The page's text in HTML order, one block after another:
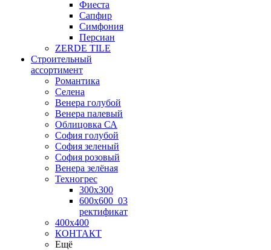
Фиеста
Сапфир
Симфония
Персиан
ZERDE TILE
Строительный
ассортимент
Романтика
Селена
Венера голубой
Венера палевый
Облицовка СА
София голубой
София зеленый
София розовый
Венера зелёная
Техногрес
300х300
600х600_03
ректификат
400х400
КОНТАКТ
Ещё